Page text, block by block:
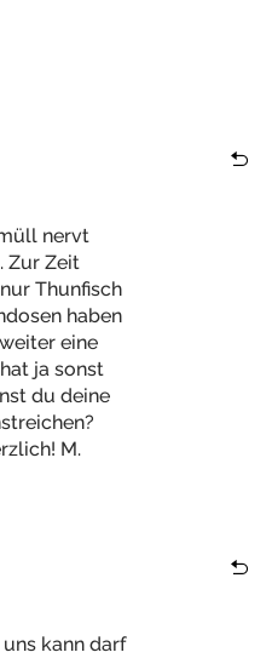
nervt
Zur Zeit
Thunfisch
haben
eine
ja sonst
du deine
M.
kann darf